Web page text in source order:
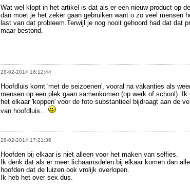
Wat wel klopt in het artikel is dat als er een nieuw product op
dan moet je het zeker gaan gebruiken want o zo veel mensen
last van dat probleem.Terwijl je nog nooit gehoord had dat dat
maar bestond.
28-02-2014 16:12:44
Hoofdluis komt 'met de seizoenen', vooral na vakanties als
mensen op een plek gaan samenkomen (op werk of school). Ik
het elkaar 'koppen' voor de foto substantieel bijdraagt aan de
van hoofdluis...
28-02-2014 17:21:36
Hoofden bij elkaar is niet alleen voor het maken van selfies.
Ik denk dat als er meer lichaamsdelen bij elkaar komen dan
hoofden dat de luizen ook vrolijk overlopen.
Ik heb het over sex dus.